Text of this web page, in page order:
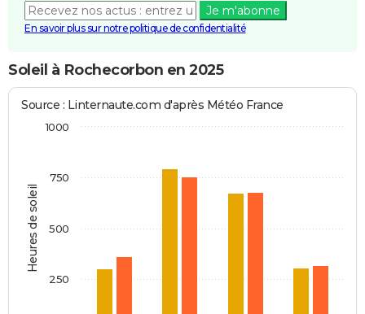
Je m'abonne
En savoir plus sur notre politique de confidentialité
Soleil à Rochecorbon en 2025
Heures de soleil
Source : Linternaute.com d'après Météo France
1000
250
500
750